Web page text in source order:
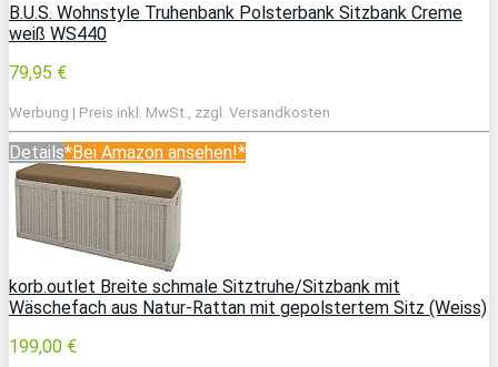
B.U.S. Wohnstyle Truhenbank Polsterbank Sitzbank Creme
weiß WS440
79,95 €
Werbung | Preis inkl. MwSt., zzgl. Versandkosten
Details*Bei Amazon ansehen!*
korb.outlet Breite schmale Sitztruhe/Sitzbank mit
Wäschefach aus Natur-Rattan mit gepolstertem Sitz (Weiss)
199,00 €